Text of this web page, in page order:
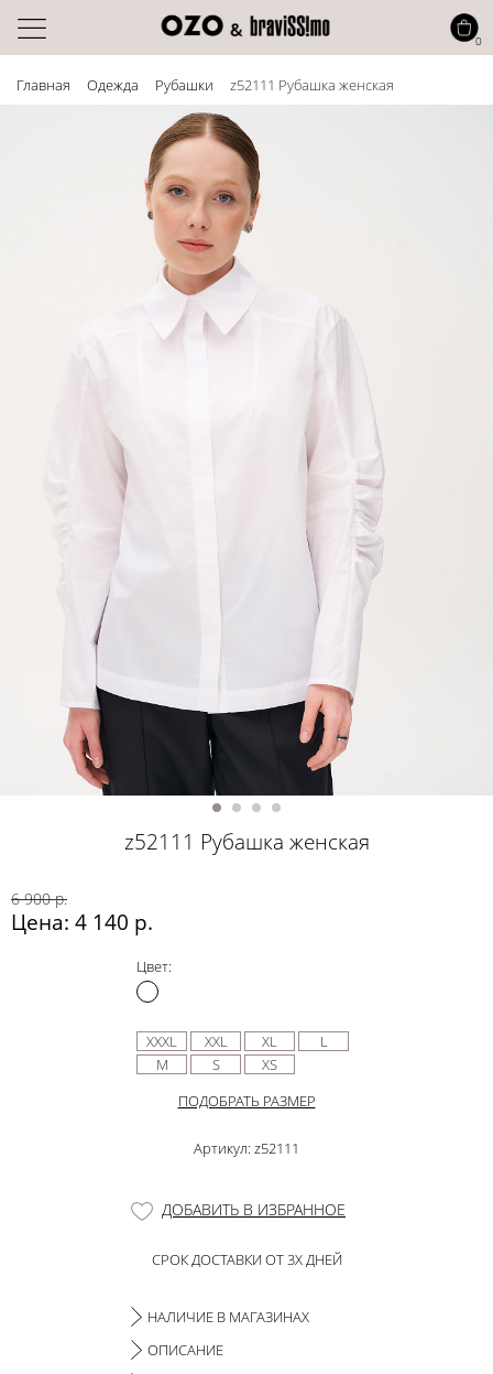
Главная Одежда Рубашки z52111 Рубашка женская
z52111 Рубашка женская
6 900 р.
Цена: 4 140 р.
Цвет:
XXXL XXL XL
L
M
S
XS
ПОДОБРАТЬ РАЗМЕР
Артикул: z52111
ДОБАВИТЬ В ИЗБРАННОЕ
СРОК ДОСТАВКИ ОТ 3Х ДНЕЙ
НАЛИЧИЕ В МАГАЗИНАХ
ОПИСАНИЕ
0